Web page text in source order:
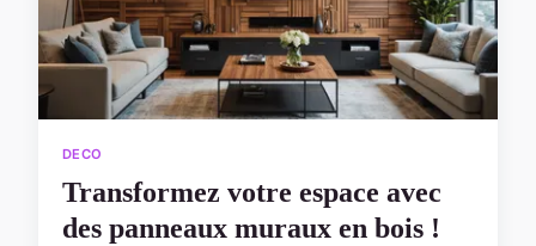
DECO
Transformez votre espace avec
des panneaux muraux en bois !